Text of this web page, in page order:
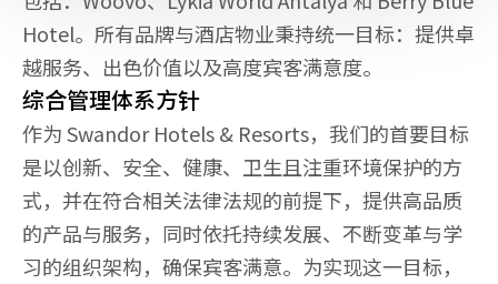
Hotel。所有品牌与酒店物业秉持统一目标：提供卓
越服务、出色价值以及高度宾客满意度。
综合管理体系方针
作为 Swandor Hotels & Resorts，我们的首要目标
是以创新、安全、健康、卫生且注重环境保护的方
式，并在符合相关法律法规的前提下，提供高品质
的产品与服务，同时依托持续发展、不断变革与学
习的组织架构，确保宾客满意。为实现这一目标，